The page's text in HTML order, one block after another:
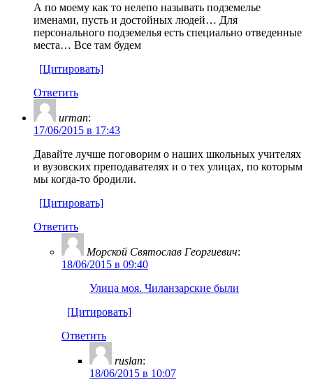
А по моему как то нелепо называть подземелье
именами, пусть и достойных людей… Для
персонального подземелья есть специально отведенные
места… Все там будем
[Цитировать]
Ответить
urman:
17/06/2015 в 17:43
Давайте лучше поговорим о наших школьных учителях
и вузовских преподавателях и о тех улицах, по которым
мы когда-то бродили.
[Цитировать]
Ответить
Морской Святослав Георгиевич:
18/06/2015 в 09:40
Улица моя. Чиланзарские были
[Цитировать]
Ответить
ruslan:
18/06/2015 в 10:07